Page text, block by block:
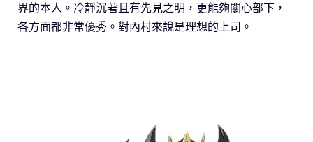
界的本人。冷靜沉著且有先見之明，更能夠關心部下，
各方面都非常優秀。對內村來說是理想的上司。